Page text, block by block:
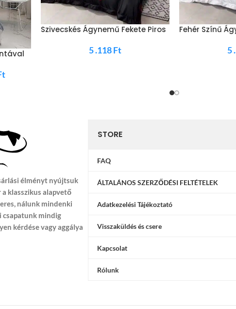
Szivecskés Ágynemű Fekete Piros
5 .118Ft
Fehér Színű
5
élményt nyújtsuk
klasszikus alapvető
nálunk mindenki
csapatunk mindig
kérdése vagy aggálya
STORE
FAQ
ÁLTALÁNOS SZERZŐDÉSI FELTÉTELEK
Adatkezelési Tájékoztató
Visszaküldés és csere
Kapcsolat
Rólunk